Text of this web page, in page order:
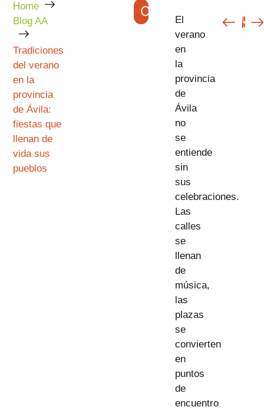
Home
Blog AA
Tradiciones
del verano
en la
provincia
de Ávila:
fiestas que
llenan de
vida sus
pueblos
CATEGORÍAS
El
verano
en
la
provincia
de
Ávila
no
se
entiende
sin
sus
celebraciones.
Las
calles
se
llenan
de
música,
las
plazas
se
convierten
en
puntos
de
encuentro
ANTERIOR
SIGUIENTE